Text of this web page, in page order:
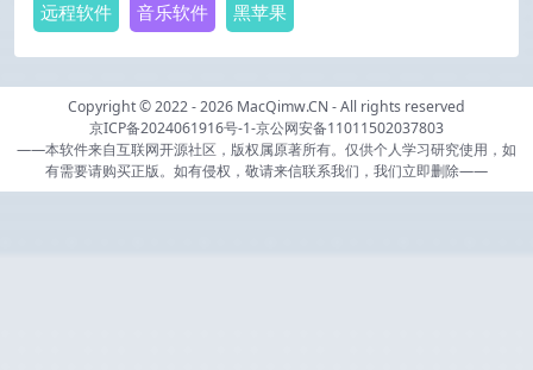
远程软件
音乐软件 黑苹果
Copyright © 2022 - 2026 MacQimw.CN - All rights reserved
京ICP备2024061916号-1-京公网安备11011502037803
——本软件来自互联网开源社区，版权属原著所有。仅供个人学习研究使用，如
有需要请购买正版。如有侵权，敬请来信联系我们，我们立即删除——